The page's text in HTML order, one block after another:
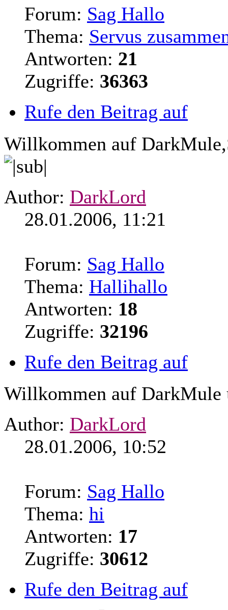
Forum: Sag Hallo
Thema: Servus
Antworten: 21
Zugriffe: 36363
Rufe den Beitrag auf
Willkommen auf
Author: DarkLord
28.01.2006, 11:21
Forum: Sag Hallo
Thema: Hallihallo
Antworten: 18
Zugriffe: 32196
Rufe den Beitrag auf
Willkommen auf DarkMule
Author: DarkLord
28.01.2006, 10:52
Forum: Sag Hallo
Thema: hi
Antworten: 17
Zugriffe: 30612
Rufe den Beitrag auf